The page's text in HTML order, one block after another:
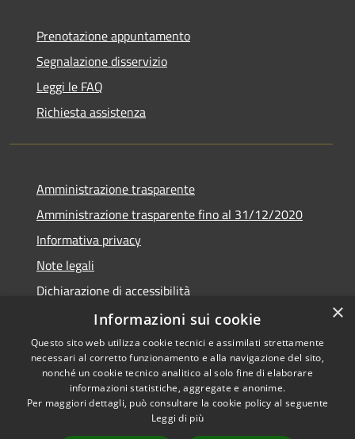
Prenotazione appuntamento
Segnalazione disservizio
Leggi le FAQ
Richiesta assistenza
Amministrazione trasparente
Amministrazione trasparente fino al 31/12/2020
Informativa privacy
Note legali
Dichiarazione di accessibilità
Accessibilità
Privacy
Copyright © 2026 • Comune di
Teramo • Powered by
Municipium• Accesso
×
Informazioni sui cookie
Questo sito web utilizza cookie tecnici e assimilati strettamente
necessari al corretto funzionamento e alla navigazione del sito,
nonché un cookie tecnico analitico al solo fine di elaborare
informazioni statistiche, aggregate e anonime.
Per maggiori dettagli, può consultare la cookie policy al seguente
Leggi di più